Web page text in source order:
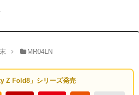
MR04LN
Z Fold8」シリーズ発売